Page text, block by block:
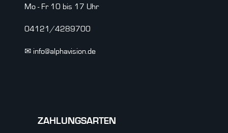
Mo - Fr 10 bis 17 Uhr
04121/4289700
✉ info@alphavision.de
ZAHLUNGSARTEN